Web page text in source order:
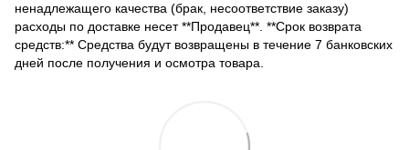
ненадлежащего качества (брак, несоответствие заказу)
расходы по доставке несет **Продавец**. **Срок возврата
средств:** Средства будут возвращены в течение 7 банковских
дней после получения и осмотра товара.